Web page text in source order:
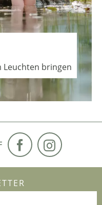
Leuchten bringen